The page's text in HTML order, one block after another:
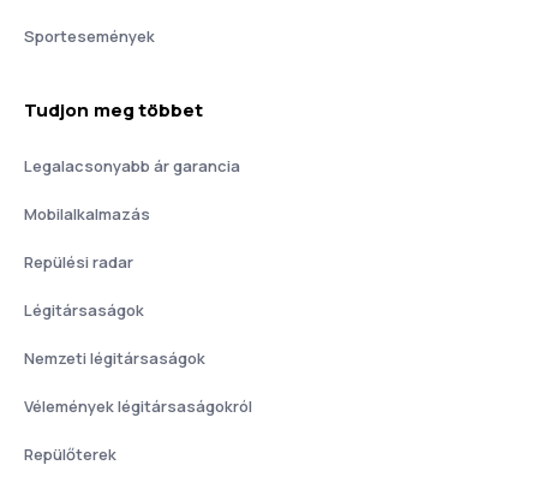
Sportesemények
Tudjon meg többet
Legalacsonyabb ár garancia
Mobilalkalmazás
Repülési radar
Légitársaságok
Nemzeti légitársaságok
Vélemények légitársaságokról
Repülőterek